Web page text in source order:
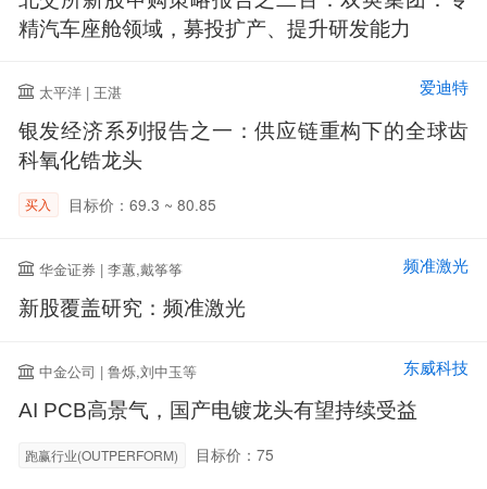
精汽车座舱领域，募投扩产、提升研发能力
太平洋 | 王湛 爱迪特
银发经济系列报告之一：供应链重构下的全球齿
科氧化锆龙头
买入 目标价：69.3 ~ 80.85
华金证券 | 李蕙,戴筝筝 频准激光
新股覆盖研究：频准激光
中金公司 | 鲁烁,刘中玉等 东威科技
AI PCB高景气，国产电镀龙头有望持续受益
跑赢行业(OUTPERFORM) 目标价：75